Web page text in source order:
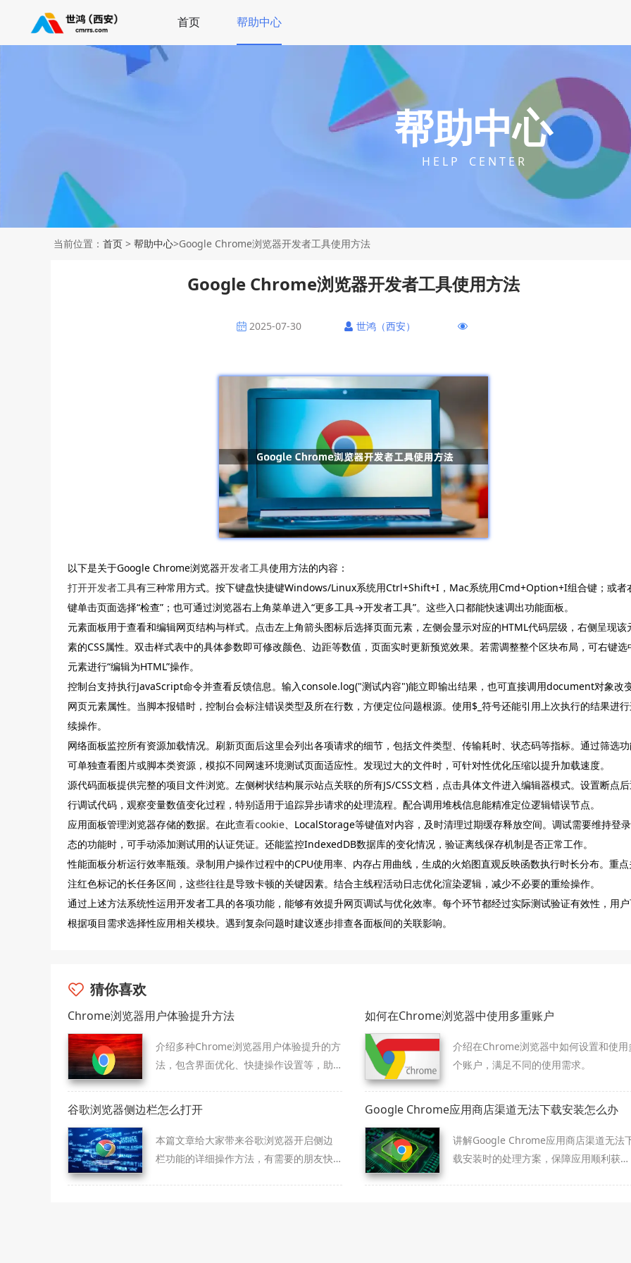
首页 帮助中心
帮助中心
H E L P C E N T E R
当前位置： 首页 > 帮助中心>Google Chrome浏览器开发者工具使用方法
Google Chrome浏览器开发者工具使用方法
2025-07-30 世鸿（西安）
以下是关于Google Chrome浏览器开发者工具使用方法的内容：
打开开发者工具有三种常用方式。按下键盘快捷键Windows/Linux系统用Ctrl+Shift+I，Mac系统用Cmd+Option+I组合键；或者
键单击页面选择“检查”；也可通过浏览器右上角菜单进入“更多工具→开发者工具”。这些入口都能快速调出功能面板。
元素面板用于查看和编辑网页结构与样式。点击左上角箭头图标后选择页面元素，左侧会显示对应的HTML代码层级，右侧呈现该
素的CSS属性。双击样式表中的具体参数即可修改颜色、边距等数值，页面实时更新预览效果。若需调整整个区块布局，可右键选
元素进行“编辑为HTML”操作。
控制台支持执行JavaScript命令并查看反馈信息。输入console.log("测试内容")能立即输出结果，也可直接调用document对象改
网页元素属性。当脚本报错时，控制台会标注错误类型及所在行数，方便定位问题根源。使用$_符号还能引用上次执行的结果进
续操作。
网络面板监控所有资源加载情况。刷新页面后这里会列出各项请求的细节，包括文件类型、传输耗时、状态码等指标。通过筛选
可单独查看图片或脚本类资源，模拟不同网速环境测试页面适应性。发现过大的文件时，可针对性优化压缩以提升加载速度。
源代码面板提供完整的项目文件浏览。左侧树状结构展示站点关联的所有JS/CSS文档，点击具体文件进入编辑器模式。设置断点
行调试代码，观察变量数值变化过程，特别适用于追踪异步请求的处理流程。配合调用堆栈信息能精准定位逻辑错误节点。
应用面板管理浏览器存储的数据。在此查看cookie、LocalStorage等键值对内容，及时清理过期缓存释放空间。调试需要维持登录
态的功能时，可手动添加测试用的认证凭证。还能监控IndexedDB数据库的变化情况，验证离线保存机制是否正常工作。
性能面板分析运行效率瓶颈。录制用户操作过程中的CPU使用率、内存占用曲线，生成的火焰图直观反映函数执行时长分布。重
注红色标记的长任务区间，这些往往是导致卡顿的关键因素。结合主线程活动日志优化渲染逻辑，减少不必要的重绘操作。
通过上述方法系统性运用开发者工具的各项功能，能够有效提升网页调试与优化效率。每个环节都经过实际测试验证有效性，用
根据项目需求选择性应用相关模块。遇到复杂问题时建议逐步排查各面板间的关联影响。
猜你喜欢
Chrome浏览器用户体验提升方法
介绍多种Chrome浏览器用户体验提升的方
法，包含界面优化、快捷操作设置等，助
如何在Chrome浏览器中使用多重账户
介绍在Chrome浏览器中如何设置和使用
个账户，满足不同的使用需求。
谷歌浏览器侧边栏怎么打开
本篇文章给大家带来谷歌浏览器开启侧边
栏功能的详细操作方法，有需要的朋友快
Google Chrome应用商店渠道无法下载安装怎么办
讲解Google Chrome应用商店渠道无法
载安装时的处理方案，保障应用顺利获